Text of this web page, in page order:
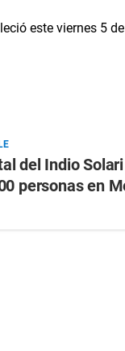
del Indio
personas en